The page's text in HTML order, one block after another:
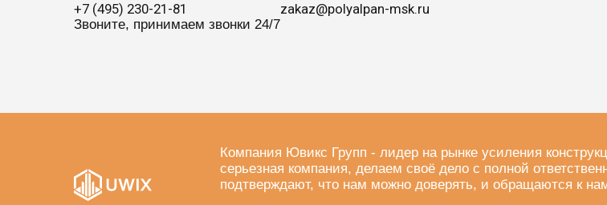
+7 (495) 230-21-81
Звоните, принимаем звонки 24/7
zakaz@polyalpan-msk.ru
Компания Ювикс Групп - лидер на рынке усиления
серьезная компания, делаем своё дело с полной
подтверждают, что нам можно доверять, и обращаются к